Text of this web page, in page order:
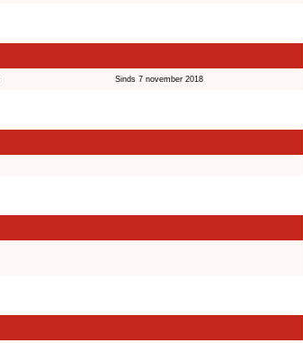
Sinds 7 november 2018